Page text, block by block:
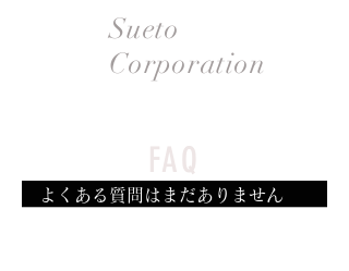
Sueto
Corporation
FAQ
よくある質問はまだありません